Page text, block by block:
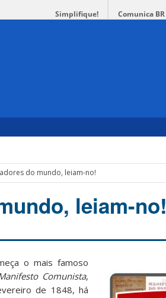
Simplifique! Comunica BR
do mundo, leiam-no!
leiam-no!
o mais famoso
Comunista,
de 1848, há